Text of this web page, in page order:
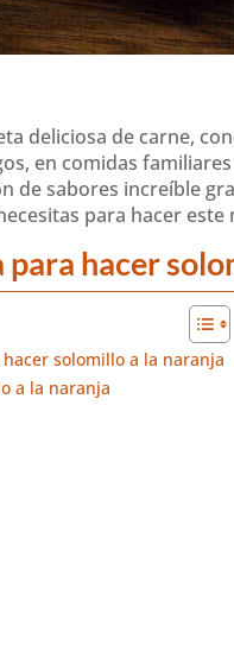
deliciosa de carne,
en comidas
de sabores increíble
para hacer
para hacer
solomillo a la naranja
a la naranja